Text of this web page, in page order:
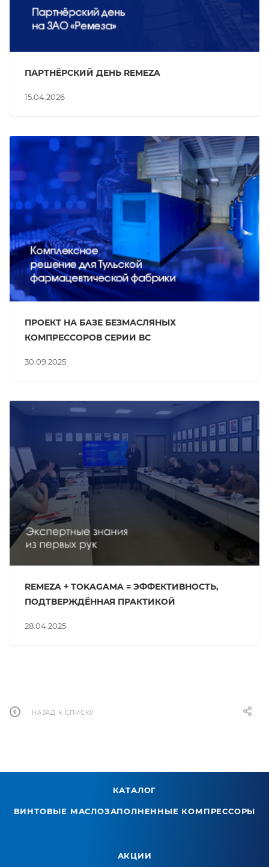
15.04.2026
ПАРТНЁРСКИЙ ДЕНЬ REMEZA
30.09.2025
ПРОЕКТ НА БАЗЕ БЕЗМАСЛЯНЫХ
КОМПРЕССОРОВ СЕРИИ ВС
28.04.2025
REMEZA + TOKAGAMA = ЭФФЕКТИВНОСТЬ,
ПОДТВЕРЖДЁННАЯ ПРАКТИКОЙ
НАЗАД К СПИСКУ
КАТАЛОГ
ВИНТОВЫЕ МАСЛОЗАПОЛНЕННЫЕ КОМПРЕССОРЫ
АКЦИИ